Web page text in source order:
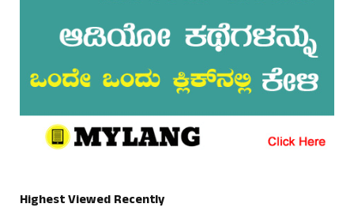
Highest Viewed Recently